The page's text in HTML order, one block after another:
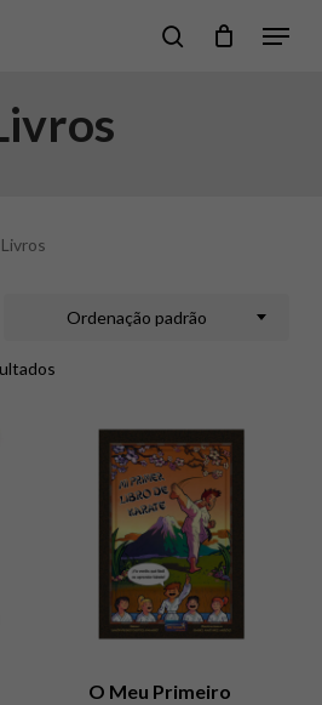
search
Menu
Livros
Ordenação padrão
O Meu Primeiro